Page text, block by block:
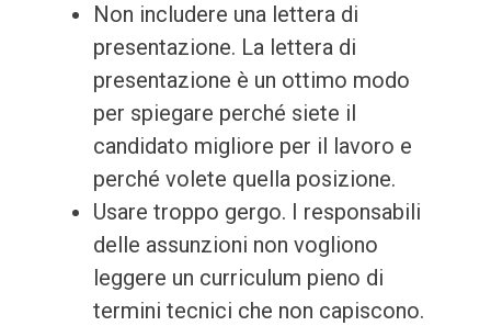
Non includere una lettera di
presentazione. La lettera di
presentazione è un ottimo modo
per spiegare perché siete il
candidato migliore per il lavoro e
perché volete quella posizione.
Usare troppo gergo. I responsabili
delle assunzioni non vogliono
leggere un curriculum pieno di
termini tecnici che non capiscono.